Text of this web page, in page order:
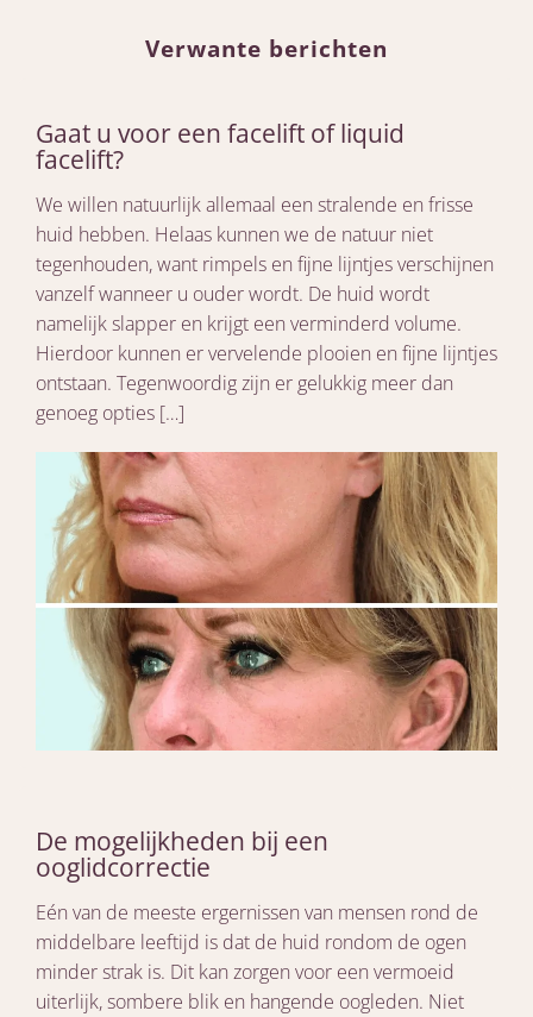
Verwante berichten
Gaat u voor een facelift of liquid
facelift?
We willen natuurlijk allemaal een stralende en frisse
huid hebben. Helaas kunnen we de natuur niet
tegenhouden, want rimpels en fijne lijntjes verschijnen
vanzelf wanneer u ouder wordt. De huid wordt
namelijk slapper en krijgt een verminderd volume.
Hierdoor kunnen er vervelende plooien en fijne lijntjes
ontstaan. Tegenwoordig zijn er gelukkig meer dan
genoeg opties […]
De mogelijkheden bij een
ooglidcorrectie
Eén van de meeste ergernissen van mensen rond de
middelbare leeftijd is dat de huid rondom de ogen
minder strak is. Dit kan zorgen voor een vermoeid
uiterlijk, sombere blik en hangende oogleden. Niet